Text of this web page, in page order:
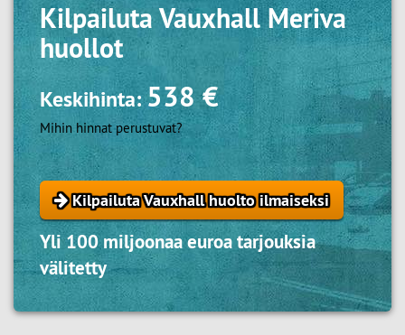
KilpailutaVauxhall Meriva
huollot
Keskihinta:538 €
Mihin hinnat perustuvat?
Kilpailuta Vauxhall huolto ilmaiseksi
Yli 100 miljoonaa euroa tarjouksia
välitetty